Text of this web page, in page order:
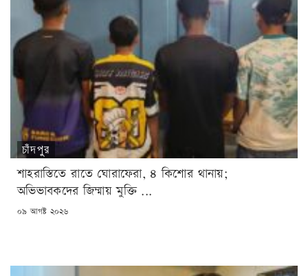
চাঁদপুর
শাহরাস্তিতে রাতে ঘোরাফেরা, ৪ কিশোর থানায়;
অভিভাবকদের জিম্মায় মুক্তি ...
POSTED
০৯ আগষ্ট ২০২৬